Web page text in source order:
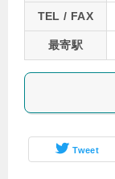
TEL / FAX
最寄駅
Tweet